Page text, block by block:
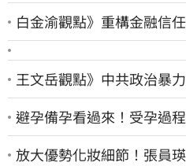
白金渝觀點》重構金融信
王文岳觀點》中共政治暴
避孕備孕看過來！受孕過
放大優勢化妝細節！張員